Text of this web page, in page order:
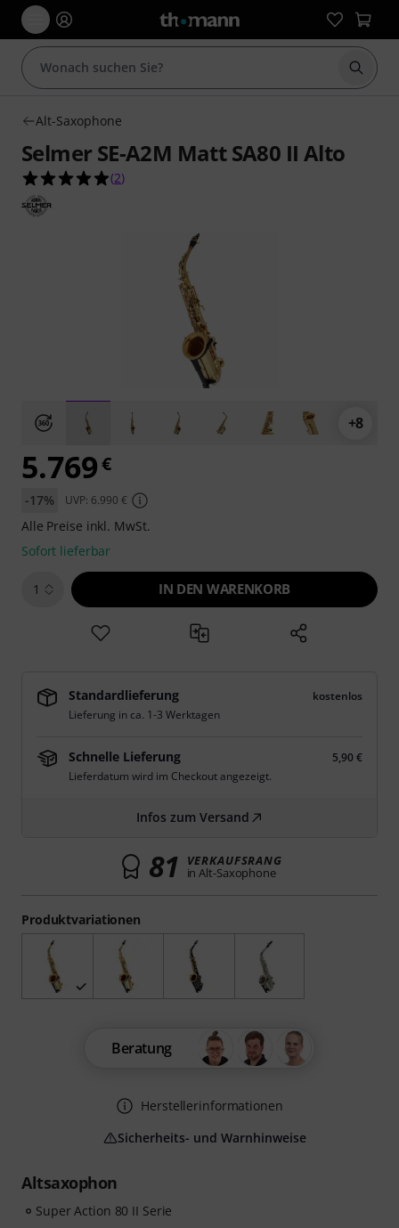
Suche
Alt-Saxophone
Selmer SE-A2M Matt SA80 II Alto
5.0 von 5 Sternen aus 2 Kundenbewertungen
(2)
+8
Altsaxophon
Super Action 80 II Serie
Produktvariationen
5.769€
-17% UVP: 6.990 €
Alle Preise inkl. MwSt.
Sofort lieferbar
1 IN DEN WARENKORB
Standardlieferung
kostenlos
Lieferung in ca. 1-3 Werktagen
Schnelle Lieferung
5,90 €
Lieferdatum wird im Checkout angezeigt.
Infos zum Versand
81 VERKAUFSRANG
in Alt-Saxophone
Beratung
Herstellerinformationen
Sicherheits- und Warnhinweise